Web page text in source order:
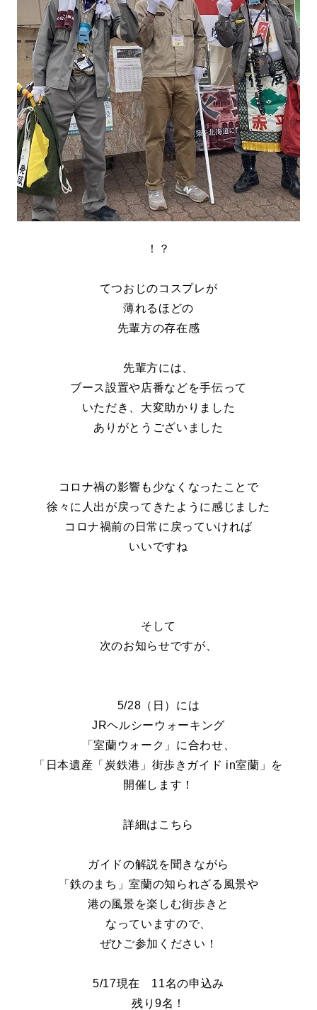
！？
てつおじのコスプレが
薄れるほどの
先輩方の存在感
先輩方には、
ブース設置や店番などを手伝って
いただき、大変助かりました
ありがとうございました
コロナ禍の影響も少なくなったことで
徐々に人出が戻ってきたように感じました
コロナ禍前の日常に戻っていければ
いいですね
そして
次のお知らせですが、
5/28 （日）には
JRヘルシーウォーキング
「室蘭ウォーク」に合わせ、
「日本遺産「炭鉄港」街歩きガイド in室蘭」を
開催します！
詳細は こちら
ガイドの解説を聞きながら
「鉄のまち」室蘭の知られざる風景や
港の風景を楽しむ街歩きと
なっていますので、
ぜひご参加ください！
5/17現在 11名の申込み
残り9名！